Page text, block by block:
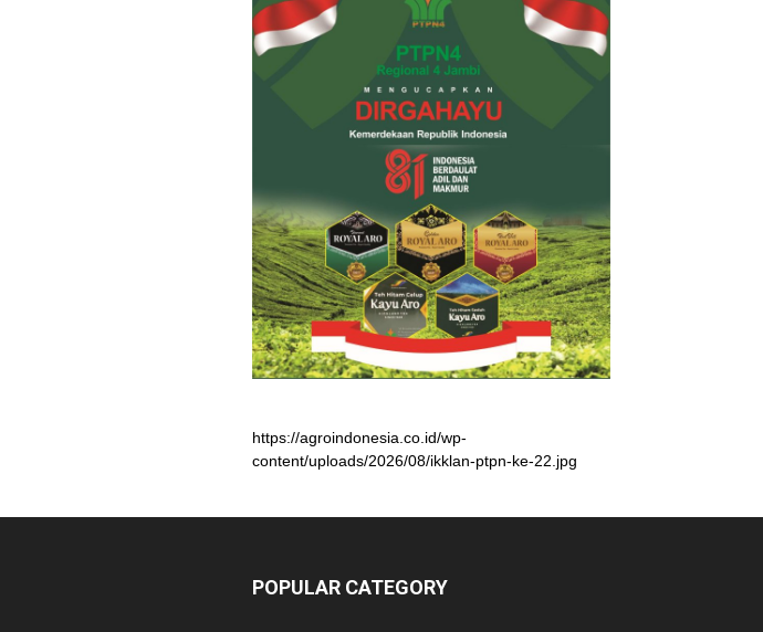
https://agroindonesia.co.id/wp-
content/uploads/2026/08/ikklan-ptpn-ke-22.jpg
POPULAR CATEGORY